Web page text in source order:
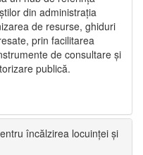
din administrația
de resurse, ghiduri
prin facilitarea
de consultare și
publică.
încălzirea locuinței și